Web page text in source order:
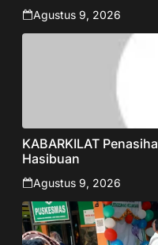
Agustus 9, 2026
KABARKILAT
Hasibuan
Agustus 9, 2026